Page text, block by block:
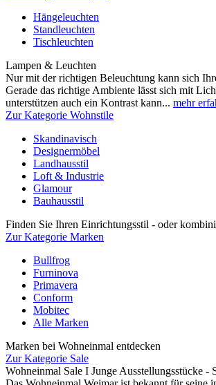
Hängeleuchten
Standleuchten
Tischleuchten
Lampen & Leuchten
Nur mit der richtigen Beleuchtung kann sich
Gerade das richtige Ambiente lässt sich mit
unterstützen auch ein Kontrast kann... mehr
Zur Kategorie Wohnstile
Skandinavisch
Designermöbel
Landhausstil
Loft & Industrie
Glamour
Bauhausstil
Finden Sie Ihren Einrichtungsstil - oder
Zur Kategorie Marken
Bullfrog
Furninova
Primavera
Conform
Mobitec
Alle Marken
Marken bei Wohneinmal entdecken
Zur Kategorie Sale
Wohneinmal Sale I Junge Ausstellungsstücke -